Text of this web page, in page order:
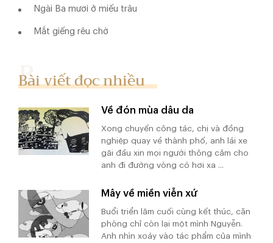
Ngài Ba mươi ở miếu trâu
Mắt giếng rêu chờ
Bài viết đọc nhiều
Về đón mùa dâu da
Xong chuyến công tác, chị và đồng
nghiệp quay về thành phố, anh lái xe
gãi đầu xin mọi người thông cảm cho
anh đi đường vòng có hơi xa ...
Mây về miền viễn xứ
Buổi triển lãm cuối cùng kết thúc, căn
phòng chỉ còn lại một mình Nguyễn.
Anh nhìn xoáy vào tác phẩm của mình